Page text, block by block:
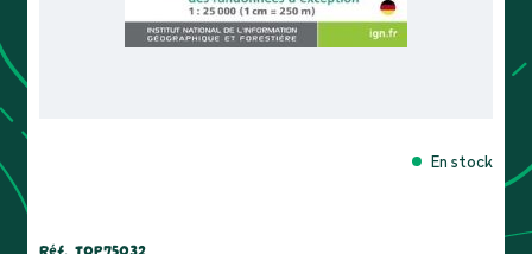
En stock
Réf. TOP75032